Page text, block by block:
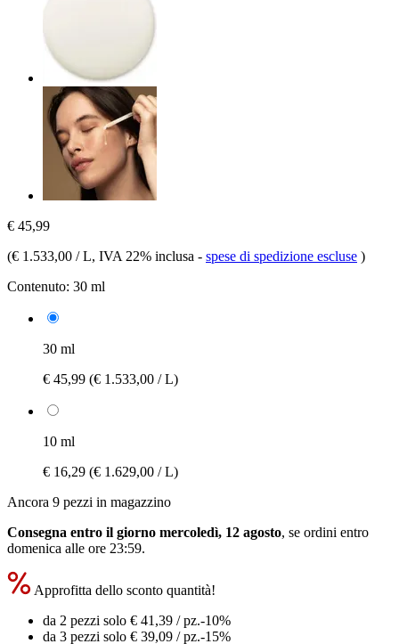
€ 45,99
(€ 1.533,00 / L, IVA 22% inclusa - spese di spedizione escluse )
Contenuto: 30 ml
30 ml
€ 45,99 (€ 1.533,00 / L)
10 ml
€ 16,29 (€ 1.629,00 / L)
Ancora 9 pezzi in magazzino
Consegna entro il giorno mercoledì, 12 agosto, se ordini entro
domenica alle ore 23:59.
Approfitta dello sconto quantità!
da 2 pezzi solo € 41,39 / pz.-10%
da 3 pezzi solo € 39,09 / pz.-15%